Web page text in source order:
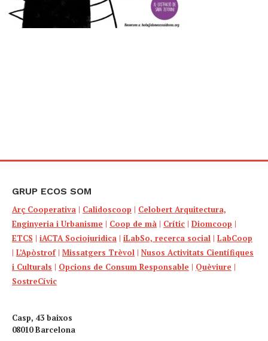
GRUP ECOS SOM
Arç Cooperativa | Calidoscoop | Celobert Arquitectura,
Enginyeria i Urbanisme | Coop de mà | Crític | Diomcoop |
ETCS | iACTA Sociojuridica | iLabSo, recerca social | LabCoop
| L’Apòstrof| Missatgers Trèvol | Nusos Activitats Científiques
i Culturals | Opcions de Consum Responsable | Quèviure |
SostreCívic
Casp, 43 baixos
08010 Barcelona